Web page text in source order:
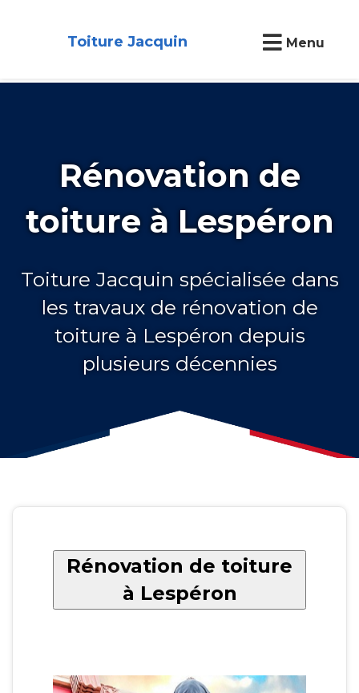
Toiture Jacquin Menu
Rénovation de
toiture à Lespéron
Toiture Jacquin spécialisée dans
les travaux de rénovation de
toiture à Lespéron depuis
plusieurs décennies
Rénovation de toiture
à Lespéron